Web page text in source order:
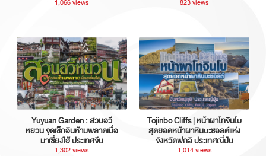
กวางตุ้ง ประเทศจีน
1,066 views 823 views
Yuyuan Garden : สวนอวี้
หยวน จุดเช็กอินห้ามพลาดเมื่อ
มาเซี่ยงไฮ้ ประเทศจีน
1,302 views
Tojinbo Cliffs | หน้าผาโทจินโบ
สุดยอดหน้าผาหินบะซอลต์แห่ง
จังหวัดฟุกุอิ ประเทศญี่ปุ่น
1,014 views